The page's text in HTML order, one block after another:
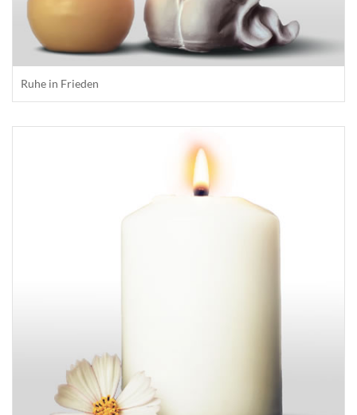
Ruhe in Frieden